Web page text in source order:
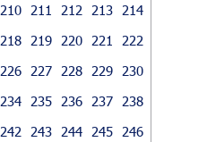
210 211 212 213
214
218 219 220 221
222
226 227 228 229
230
234 235 236 237
238
242 243 244 245 246